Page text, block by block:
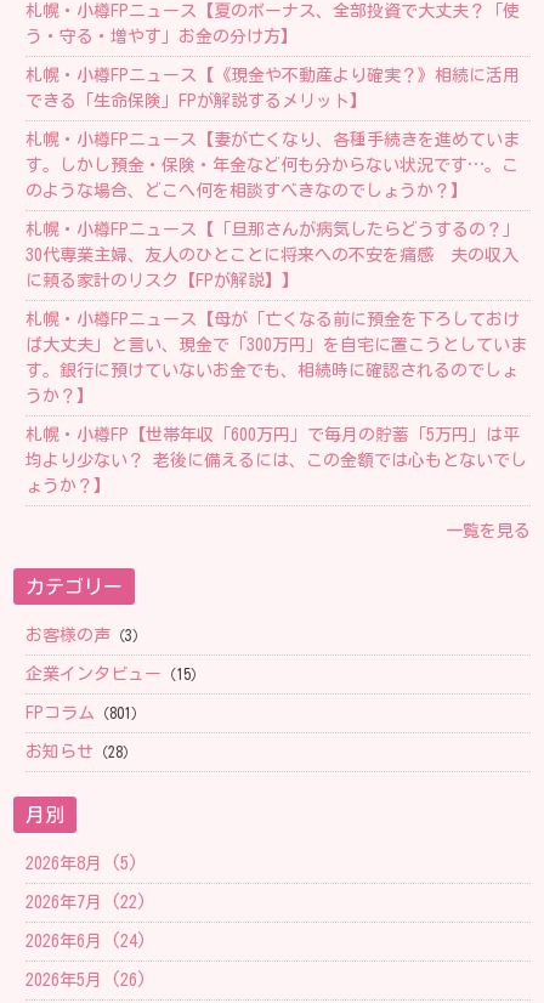
札幌・小樽FPニュース【夏のボーナス、全部投資で大丈夫？「使
う・守る・増やす」お金の分け方】
札幌・小樽FPニュース【《現金や不動産より確実？》相続に活用
できる「生命保険」FPが解説するメリット】
札幌・小樽FPニュース【妻が亡くなり、各種手続きを進めていま
す。しかし預金・保険・年金など何も分からない状況です…。こ
のような場合、どこへ何を相談すべきなのでしょうか？】
札幌・小樽FPニュース【「旦那さんが病気したらどうするの？」
30代専業主婦、友人のひとことに将来への不安を痛感 夫の収入
に頼る家計のリスク【FPが解説】】
札幌・小樽FPニュース【母が「亡くなる前に預金を下ろしておけ
ば大丈夫」と言い、現金で「300万円」を自宅に置こうとしていま
す。銀行に預けていないお金でも、相続時に確認されるのでしょ
うか？】
札幌・小樽FP【 世帯年収「600万円」で毎月の貯蓄「5万円」は平
均より少ない？ 老後に備えるには、この金額では心もとないでし
ょうか？】
一覧を見る
カテゴリー
お客様の声 （3）
企業インタビュー （15）
FPコラム （801）
お知らせ （28）
月別
2026年8月 (5)
2026年7月 (22)
2026年6月 (24)
2026年5月 (26)